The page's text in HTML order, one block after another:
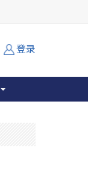
登录